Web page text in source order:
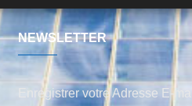
NEWSLETTER
Enregistrer votre Adresse E-mail